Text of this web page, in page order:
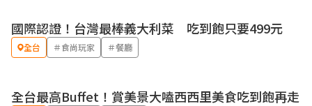
國際認證！台灣最棒義大利菜 吃到飽只要499元
全台 ＃食尚玩家 ＃餐廳
全台最高Buffet！賞美景大嗑西西里美食吃到飽再走